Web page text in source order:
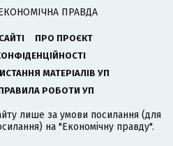
ПРАВДА
ПРО ПРОЄКТ
МАТЕРІАЛІВ УП
РОБОТИ УП
лише за умови посилання (для
на "Економічну правду".